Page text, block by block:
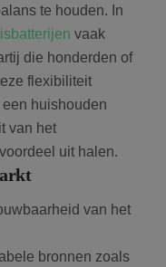
te houden. In
vaak
die honderden of
flexibiliteit
huishouden
van het
uit halen.
van het
bronnen zoals